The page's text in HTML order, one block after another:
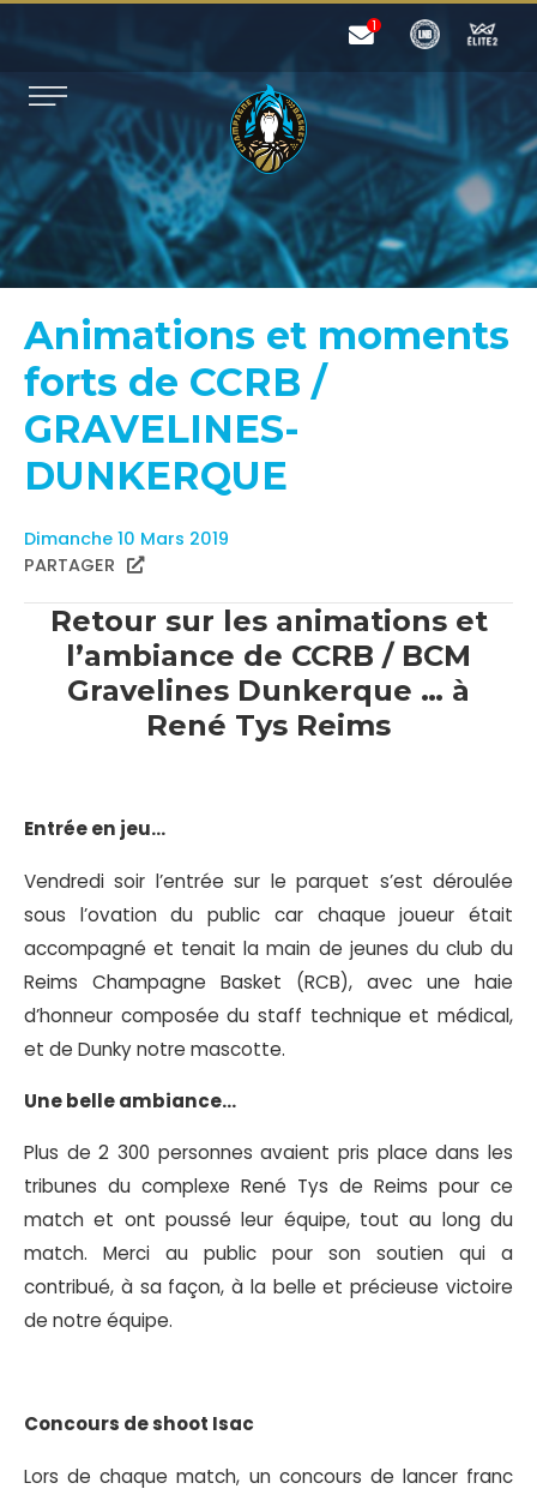
Animations et moments
forts de CCRB /
GRAVELINES-
DUNKERQUE
Dimanche 10 Mars 2019
PARTAGER
Retour sur les animations et
l’ambiance de CCRB / BCM
Gravelines Dunkerque … à
René Tys Reims
Entrée en jeu…
Vendredi soir l’entrée sur le parquet s’est déroulée
sous l’ovation du public car chaque joueur était
accompagné et tenait la main de jeunes du club du
Reims Champagne Basket (RCB), avec une haie
d’honneur composée du staff technique et médical,
et de Dunky notre mascotte.
Une belle ambiance…
Plus de 2 300 personnes avaient pris place dans les
tribunes du complexe René Tys de Reims pour ce
match et ont poussé leur équipe, tout au long du
match. Merci au public pour son soutien qui a
contribué, à sa façon, à la belle et précieuse victoire
de notre équipe.
Concours de shoot Isac
Lors de chaque match, un concours de lancer franc